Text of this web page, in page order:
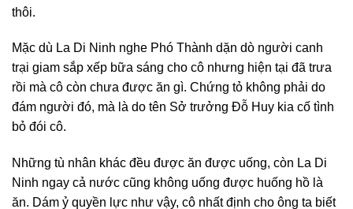
thôi.
Mặc dù La Di Ninh nghe Phó Thành dặn dò người canh
trại giam sắp xếp bữa sáng cho cô nhưng hiện tại đã trưa
rồi mà cô còn chưa được ăn gì. Chứng tỏ không phải do
đám người đó, mà là do tên Sở trưởng Đỗ Huy kia cố tình
bỏ đói cô.
Những tù nhân khác đều được ăn được uống, còn La Di
Ninh ngay cả nước cũng không uống được huống hồ là
ăn. Dám ỷ quyền lực như vậy, cô nhất định cho ông ta biết